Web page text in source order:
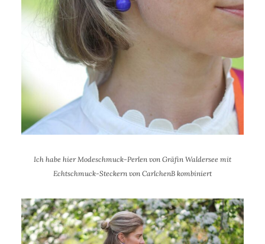
Ich habe hier Modeschmuck-Perlen von Gräfin Waldersee mit
Echtschmuck-Steckern von CarlchenB kombiniert